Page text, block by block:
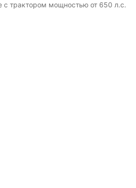
с трактором мощностью от 650 л.с.